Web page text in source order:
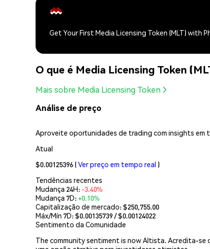
Get Your First Media Licensing Token (MLT) with
O que é Media Licensing Token
Mais sobre Media Licensing Token
Análise de preço
Aproveite oportunidades de trading com insights em
Atual
$0.00125396 (Ver preço em tempo real )
Tendências recentes
Mudança 24H: -3.40%
Mudança 7D:+0.10%
Capitalização de mercado:$250,755.00
Máx/Mín 7D: $0.00135739/ $0.00124022
Sentimento da Comunidade
The community sentiment is now Altista. Acredita-